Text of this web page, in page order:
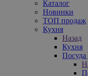
Каталог
Новинки
ТОП продаж
Кухня
Назад
Кухня
Посуда